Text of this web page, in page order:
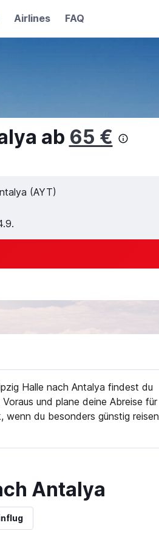
Airlines FAQ
ab 65 €
Halle nach Antalya findest du
und plane deine Abreise für
du besonders günstig reisen
Antalya